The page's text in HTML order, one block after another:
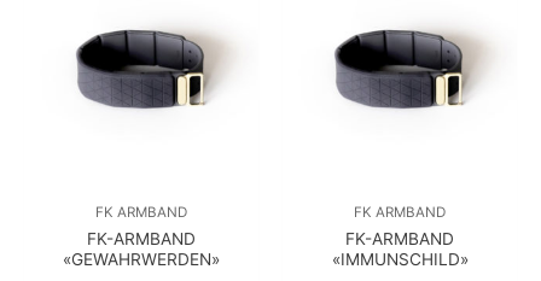
FK ARMBAND
FK-ARMBAND
«GEWAHRWERDEN»
FK ARMBAND
FK-ARMBAND
«IMMUNSCHILD»